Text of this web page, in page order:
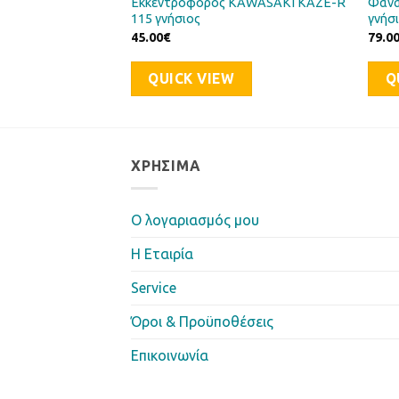
Εκκεντροφόρος KAWASAKI KAZE-R
115 γνήσιος
45.00€
QUICK VIEW
ΧΡΉΣΙΜΑ
Ο λογαριασμός μου
Η Eταιρία
Service
Όροι & Προϋποθέσεις
Επικοινωνία